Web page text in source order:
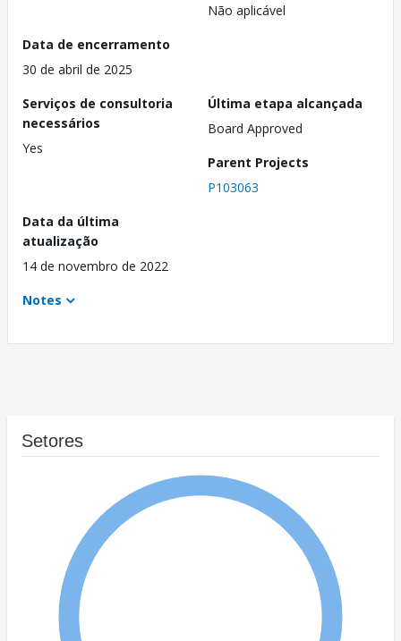
Não aplicável
Data de encerramento
30 de abril de 2025
Serviços de consultoria
necessários
Yes
Última etapa alcançada
Board Approved
Parent Projects
P103063
Data da última
atualização
14 de novembro de 2022
Notes
Setores